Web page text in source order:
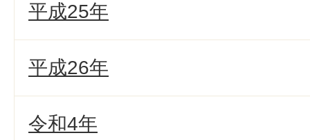
平成25年
平成26年
令和4年